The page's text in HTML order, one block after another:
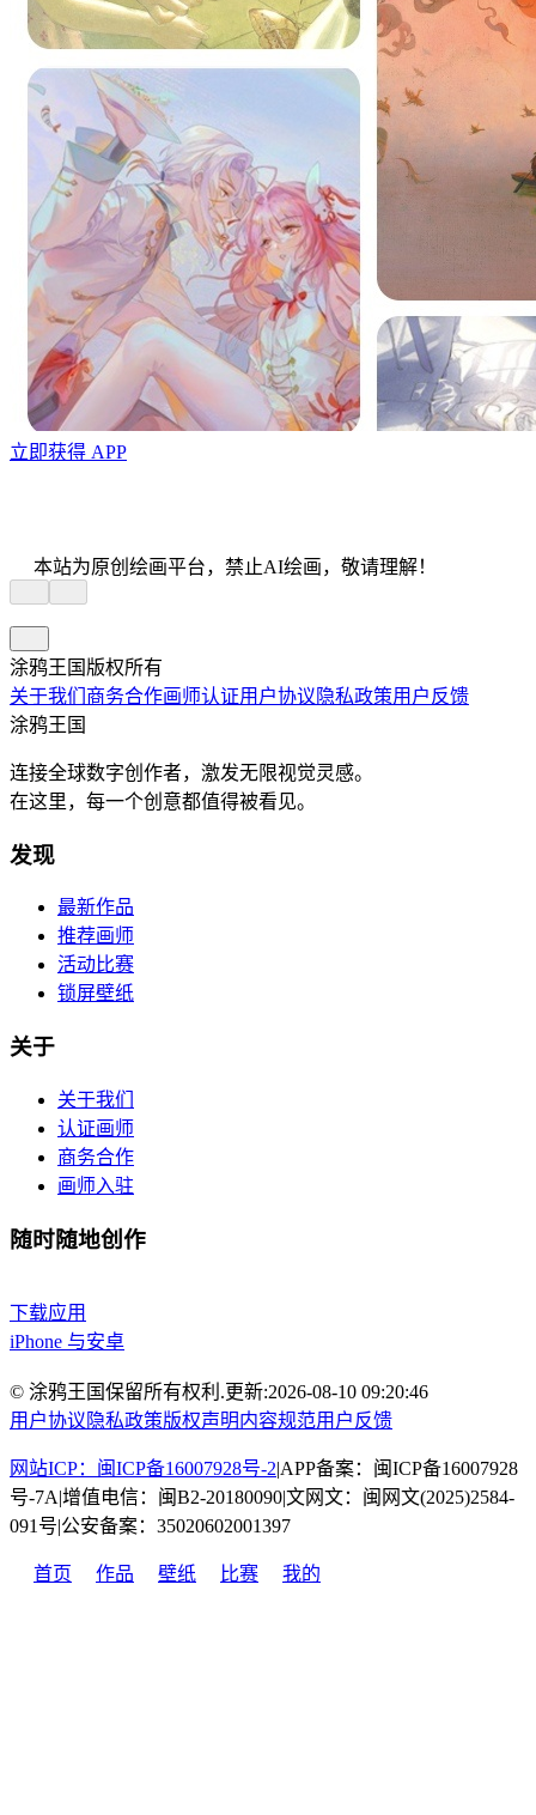
立即获得 APP
本站为原创绘画平台，禁止AI绘画，敬请理解！
涂鸦王国版权所有
关于我们 商务合作画师认证用户协议 隐私政策用户反馈
涂鸦王国
连接全球数字创作者，激发无限视觉灵感。
在这里，每一个创意都值得被看见。
发现
最新作品
推荐画师
活动比赛
锁屏壁纸
关于
关于我们
认证画师
商务合作
画师入驻
随时随地创作
下载应用
iPhone 与安卓
© 涂鸦王国保留所有权利.更新:2026-08-10 09:20:46
用户协议 隐私政策版权声明内容规范用户反馈
网站ICP：闽ICP备16007928号-2|APP备案：闽ICP备16007928
号-7A|增值电信：闽B2-20180090|文网文：闽网文(2025)2584-
091号|公安备案：35020602001397
首页 作品 壁纸 比赛 我的